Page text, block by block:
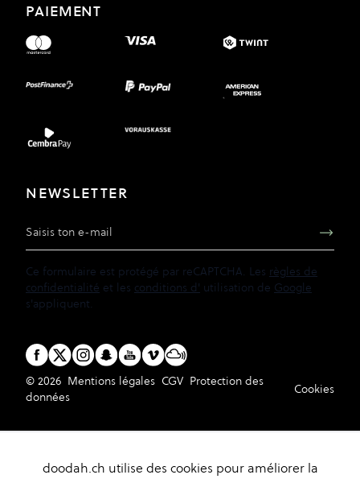
PAIEMENT
NEWSLETTER
Adresse e-mail
Ce formulaire est protégé par reCAPTCHA. Les règles de
confidentialité et les conditions d' utilisation de Google
s'appliquent.
© 2026 Mentions légales CGV Protection des
données
Cookies
doodah.ch utilise des cookies pour améliorer la